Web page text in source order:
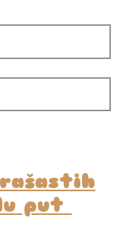
put